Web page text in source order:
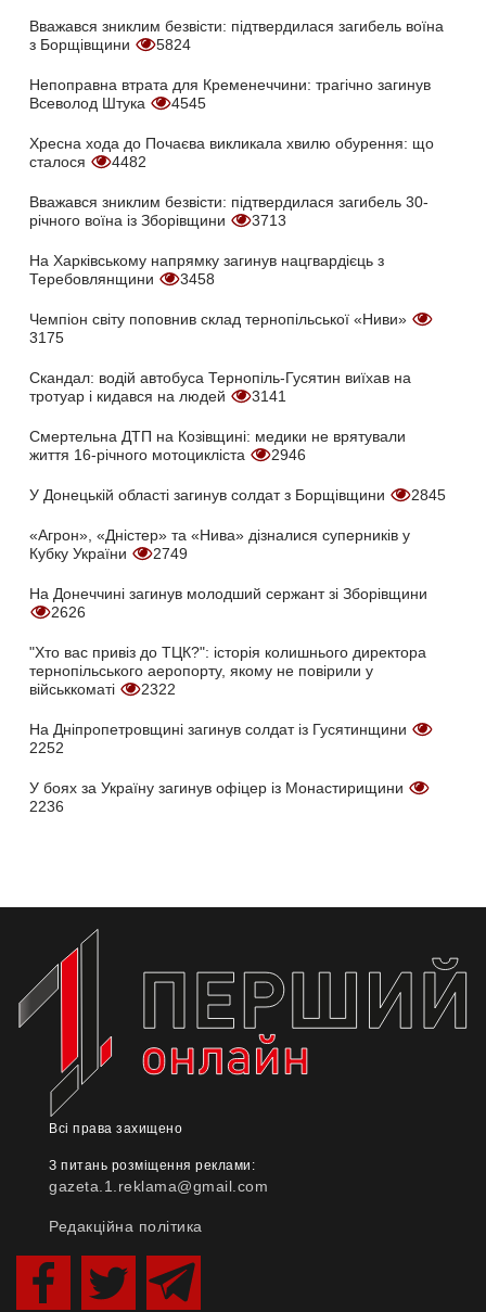
Вважався зниклим безвісти: підтвердилася загибель воїна
з Борщівщини
5824
Непоправна втрата для Кременеччини: трагічно загинув
Всеволод Штука
4545
Хресна хода до Почаєва викликала хвилю обурення: що
сталося
4482
Вважався зниклим безвісти: підтвердилася загибель 30-
річного воїна із Зборівщини
3713
На Харківському напрямку загинув нацгвардієць з
Теребовлянщини
3458
Чемпіон світу поповнив склад тернопільської «Ниви»
3175
Скандал: водій автобуса Тернопіль-Гусятин виїхав на
тротуар і кидався на людей
3141
Смертельна ДТП на Козівщині: медики не врятували
життя 16-річного мотоцикліста
2946
У Донецькій області загинув солдат з Борщівщини 2845
«Агрон», «Дністер» та «Нива» дізналися суперників у
Кубку України
2749
На Донеччині загинув молодший сержант зі Зборівщини
2626
"Хто вас привіз до ТЦК?": історія колишнього директора
тернопільського аеропорту, якому не повірили у
військкоматі
2322
На Дніпропетровщині загинув солдат із Гусятинщини
2252
У боях за Україну загинув офіцер із Монастирищини
2236
Всі права захищено
З питань розміщення реклами:
gazeta.1.reklama@gmail.com
Редакційна політика